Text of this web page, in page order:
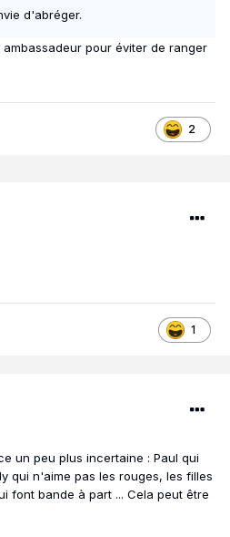
d'abréger.
pour éviter de ranger
2
1
un peu plus incertaine : Paul qui
qui n'aime pas les rouges, les filles
font bande à part ... Cela peut être